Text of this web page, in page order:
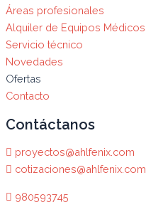
Áreas profesionales
Alquiler de Equipos Médicos
Servicio técnico
Novedades
Ofertas
Contacto
Contáctanos
proyectos@ahlfenix.com
cotizaciones@ahlfenix.com
980593745